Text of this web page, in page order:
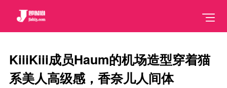
KiiiKiii成员Haum的机场造型穿着猫
系美人高级感，香奈儿人间体